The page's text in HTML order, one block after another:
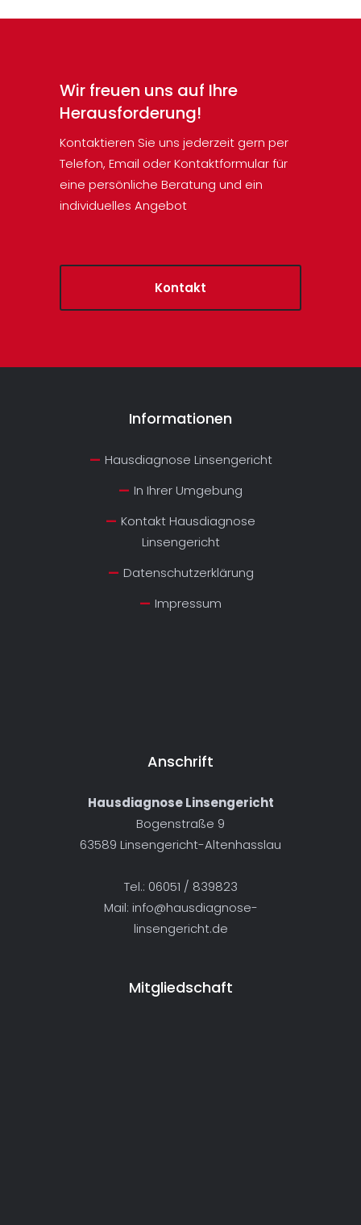
Wir freuen uns auf Ihre
Herausforderung!
Kontaktieren Sie uns jederzeit gern per
Telefon, Email oder Kontaktformular für
eine persönliche Beratung und ein
individuelles Angebot
Kontakt
Informationen
Hausdiagnose Linsengericht
In Ihrer Umgebung
Kontakt Hausdiagnose
Linsengericht
Datenschutzerklärung
Impressum
Anschrift
Hausdiagnose Linsengericht
Bogenstraße 9
63589 Linsengericht-Altenhasslau
Tel.: 06051 / 839823
Mail: info@hausdiagnose-
linsengericht.de
Mitgliedschaft